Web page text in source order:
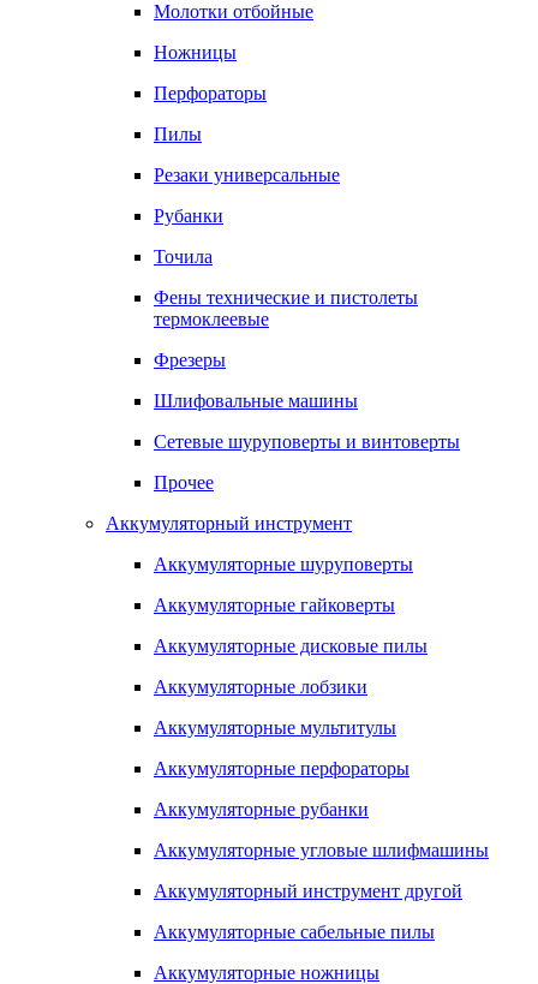
Молотки отбойные
Ножницы
Перфораторы
Пилы
Резаки универсальные
Рубанки
Точила
Фены технические и пистолеты
термоклеевые
Фрезеры
Шлифовальные машины
Сетевые шуруповерты и винтоверты
Прочее
Аккумуляторный инструмент
Аккумуляторные шуруповерты
Аккумуляторные гайковерты
Аккумуляторные дисковые пилы
Аккумуляторные лобзики
Аккумуляторные мультитулы
Аккумуляторные перфораторы
Аккумуляторные рубанки
Аккумуляторные угловые шлифмашины
Аккумуляторный инструмент другой
Аккумуляторные сабельные пилы
Аккумуляторные ножницы